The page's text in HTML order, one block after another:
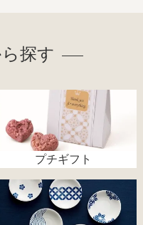
探す
プチギフト